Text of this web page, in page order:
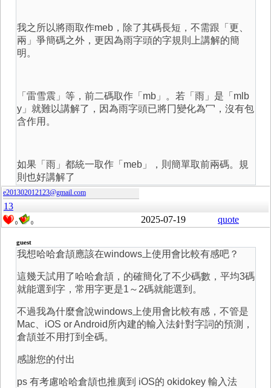
我之所以將雨取作meb，除了其碼長短，不需跟「更、
兩」爭簡碼之外，更因為雨字頭的字規則上講解的簡
明。
「雷雪震」等，前二碼取作「mb」。若「雨」是「mlb
y」就難以講解了，因為雨字頭已將冂變化為冖，沒有包
含作用。
如果「雨」都統一取作「meb」，則簡單取前兩碼。規
則也好講解了
e201302012123@gmail.com
13
0 0 2025-07-19 quote
guest
我想哈哈倉頡應該在windows上使用會比較有感吧？
這幾天試用了哈哈倉頡，的確簡化了不少碼數，平均3碼
就能選到字，常用字更是1～2碼就能選到。
不過我為什麼會說windows上使用會比較有感，不管是
Mac、iOS or Android所內建的輸入法針對字詞的預測，
倉頡並不用打到全碼。
感謝您的付出
ps 有考慮哈哈倉頡也推廣到 iOS的 okidokey 輸入法